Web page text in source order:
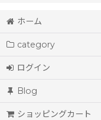
coat(spring&summer)
coat(autumn&winter)
jacket
ホーム
category
ログイン
Blog
ショッピングカート